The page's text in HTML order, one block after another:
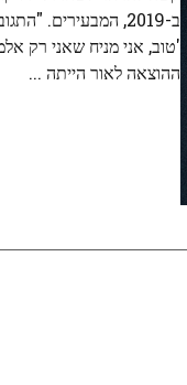
ב-2019, המבעירים.
'טוב, אני מניח שאני רק
ההוצאה לאור הייתה ...